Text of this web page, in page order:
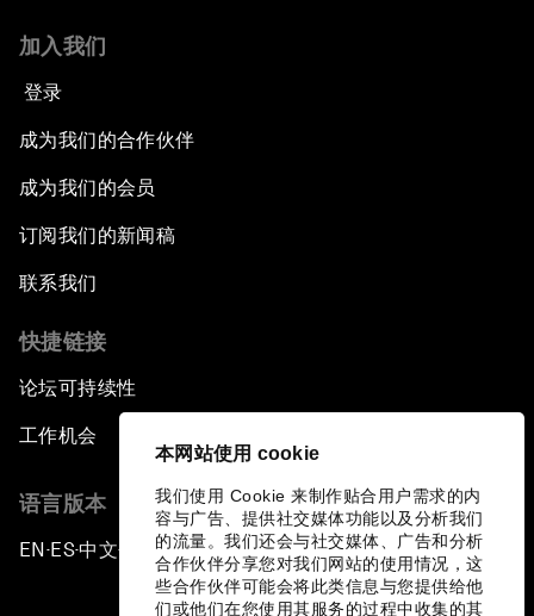
本网站使用 cookie
我们使用 Cookie 来制作贴合用户需求的内
容与广告、提供社交媒体功能以及分析我们
的流量。我们还会与社交媒体、广告和分析
合作伙伴分享您对我们网站的使用情况，这
些合作伙伴可能会将此类信息与您提供给他
们或他们在您使用其服务的过程中收集的其
加入我们
登录
成为我们的合作伙伴
成为我们的会员
订阅我们的新闻稿
联系我们
快捷链接
论坛可持续性
工作机会
语言版本
EN ▪ES▪中文▪ 日本語